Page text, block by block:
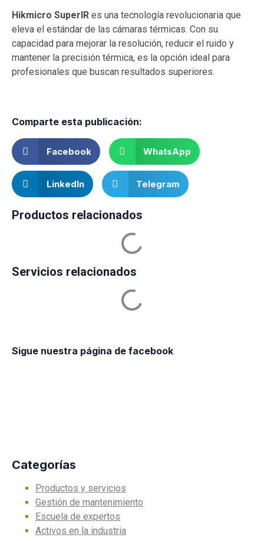
Hikmicro SuperIR es una tecnología revolucionaria que
eleva el estándar de las cámaras térmicas. Con su
capacidad para mejorar la resolución, reducir el ruido y
mantener la precisión térmica, es la opción ideal para
profesionales que buscan resultados superiores.
Comparte esta publicación:
Facebook WhatsApp
LinkedIn Telegram
Productos relacionados
Servicios relacionados
Sigue nuestra página de facebook
Categorías
Productos y servicios
Gestión de mantenimiento
Escuela de expertos
Activos en la industria